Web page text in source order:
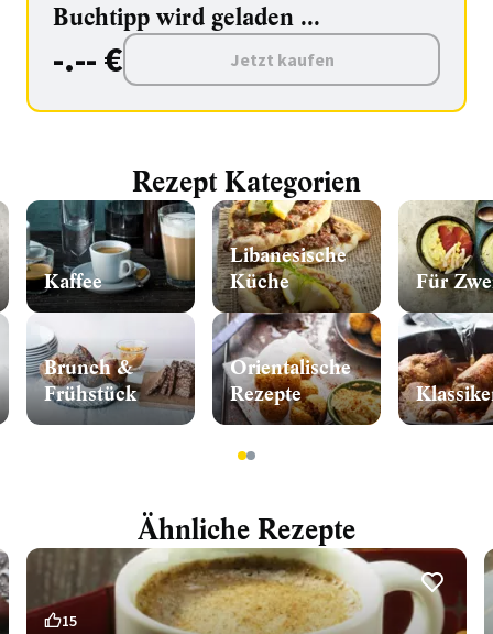
Buchtipp wird geladen ...
-.-- € Jetzt kaufen
Rezept Kategorien
Kaffee
Brunch &
Frühstück
Libanesische
Küche
Orientalische
Rezepte
Für
12
Ähnliche Rezepte
15